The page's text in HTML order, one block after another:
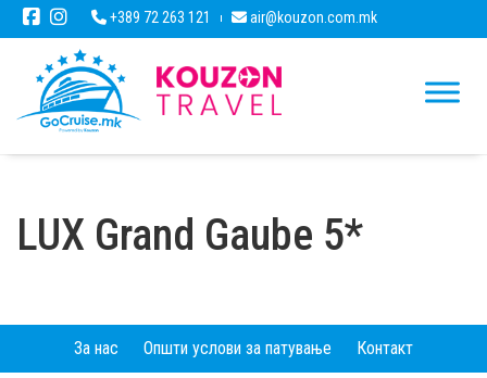
+389 72 263 121 air@kouzon.com.mk
LUX Grand Gaube 5*
За нас Општи услови за патување Контакт